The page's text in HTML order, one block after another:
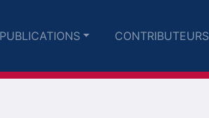
PUBLICATIONS CONTRIBUTEURS